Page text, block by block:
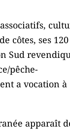
côtes, ses 120
Sud
pêche-
a vocation à
apparaît